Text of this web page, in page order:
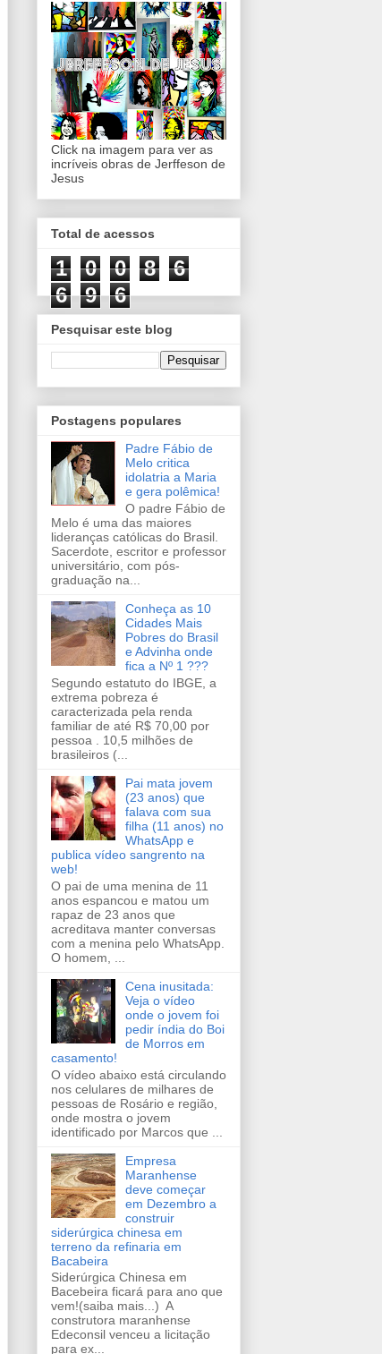
Click na imagem para ver as
incríveis obras de Jerffeson de
Jesus
Total de acessos
1 0 0 8
6
6
9 6
Pesquisar este blog
Postagens populares
Padre Fábio de
Melo critica
idolatria a Maria
e gera polêmica!
O padre Fábio de
Melo é uma das maiores
lideranças católicas do Brasil.
Sacerdote, escritor e professor
universitário, com pós-
graduação na...
Conheça as 10
Cidades Mais
Pobres do Brasil
e Advinha onde
fica a Nº 1 ???
Segundo estatuto do IBGE, a
extrema pobreza é
caracterizada pela renda
familiar de até R$ 70,00 por
pessoa . 10,5 milhões de
brasileiros (...
Pai mata jovem
(23 anos) que
falava com sua
filha (11 anos) no
WhatsApp e
publica vídeo sangrento na
web!
O pai de uma menina de 11
anos espancou e matou um
rapaz de 23 anos que
acreditava manter conversas
com a menina pelo WhatsApp.
O homem, ...
Cena inusitada:
Veja o vídeo
onde o jovem foi
pedir índia do Boi
de Morros em
casamento!
O vídeo abaixo está circulando
nos celulares de milhares de
pessoas de Rosário e região,
onde mostra o jovem
identificado por Marcos que ...
Empresa
Maranhense
deve começar
em Dezembro a
construir
siderúrgica chinesa em
terreno da refinaria em
Bacabeira
Siderúrgica Chinesa em
Bacebeira ficará para ano que
vem!(saiba mais...) A
construtora maranhense
Edeconsil venceu a licitação
para ex...